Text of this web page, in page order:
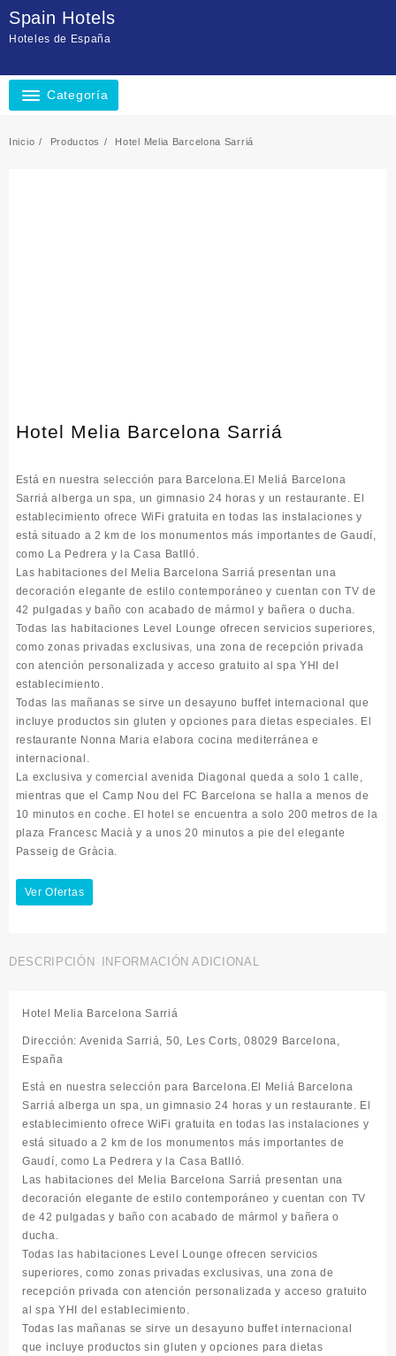
contenido
Spain Hotels
Hoteles de España
Categoría
Inicio Productos Hotel Melia Barcelona Sarriá
Hotel Melia Barcelona Sarriá
Está en nuestra selección para Barcelona.El Meliá Barcelona
Sarriá alberga un spa, un gimnasio 24 horas y un restaurante. El
establecimiento ofrece WiFi gratuita en todas las instalaciones y
está situado a 2 km de los monumentos más importantes de Gaudí,
como La Pedrera y la Casa Batlló.
Las habitaciones del Melia Barcelona Sarriá presentan una
decoración elegante de estilo contemporáneo y cuentan con TV de
42 pulgadas y baño con acabado de mármol y bañera o ducha.
Todas las habitaciones Level Lounge ofrecen servicios superiores,
como zonas privadas exclusivas, una zona de recepción privada
con atención personalizada y acceso gratuito al spa YHI del
establecimiento.
Todas las mañanas se sirve un desayuno buffet internacional que
incluye productos sin gluten y opciones para dietas especiales. El
restaurante Nonna Maria elabora cocina mediterránea e
internacional.
La exclusiva y comercial avenida Diagonal queda a solo 1 calle,
mientras que el Camp Nou del FC Barcelona se halla a menos de
10 minutos en coche. El hotel se encuentra a solo 200 metros de la
plaza Francesc Macià y a unos 20 minutos a pie del elegante
Passeig de Gràcia.
Ver Ofertas
DESCRIPCIÓN INFORMACIÓN ADICIONAL
Hotel Melia Barcelona Sarriá
Dirección: Avenida Sarriá, 50, Les Corts, 08029 Barcelona,
España
Está en nuestra selección para Barcelona.El Meliá Barcelona
Sarriá alberga un spa, un gimnasio 24 horas y un restaurante. El
establecimiento ofrece WiFi gratuita en todas las instalaciones y
está situado a 2 km de los monumentos más importantes de
Gaudí, como La Pedrera y la Casa Batlló.
Las habitaciones del Melia Barcelona Sarriá presentan una
decoración elegante de estilo contemporáneo y cuentan con TV
de 42 pulgadas y baño con acabado de mármol y bañera o
ducha.
Todas las habitaciones Level Lounge ofrecen servicios
superiores, como zonas privadas exclusivas, una zona de
recepción privada con atención personalizada y acceso gratuito
al spa YHI del establecimiento.
Todas las mañanas se sirve un desayuno buffet internacional
que incluye productos sin gluten y opciones para dietas